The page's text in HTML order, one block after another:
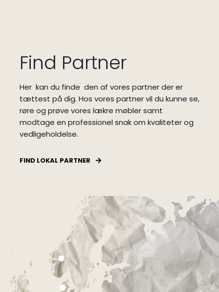
Find Partner
Her kan du finde den af vores partner der er
tættest på dig. Hos vores partner vil du kunne se,
røre og prøve vores lækre møbler samt
modtage en professionel snak om kvaliteter og
vedligeholdelse.
FIND LOKAL PARTNER